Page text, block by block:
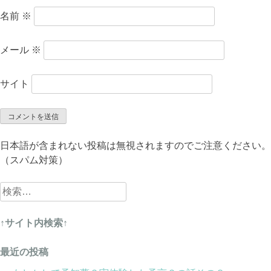
名前 ※
メール ※
サイト
日本語が含まれない投稿は無視されますのでご注意ください。
（スパム対策）
検
索:
↑サイト内検索↑
最近の投稿